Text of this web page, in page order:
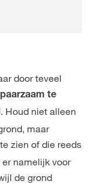
door teveel
te
. Houd niet alleen
maar
zien of die reeds
namelijk voor
de grond